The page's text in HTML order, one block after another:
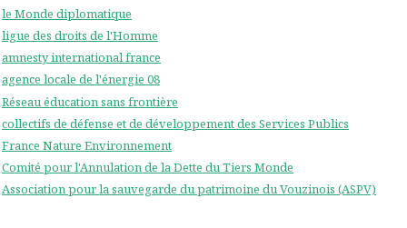
le Monde diplomatique
ligue des droits de l'Homme
amnesty international france
agence locale de l'énergie 08
Réseau éducation sans frontière
collectifs de défense et de développement des Services Publics
France Nature Environnement
Comité pour l'Annulation de la Dette du Tiers Monde
Association pour la sauvegarde du patrimoine du Vouzinois (ASPV)